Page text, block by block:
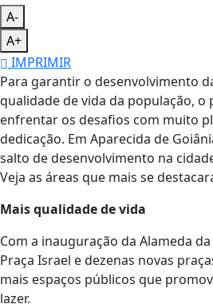
A-
A+
IMPRIMIR
Para garantir o desenvolvimento
qualidade de vida da população, o
enfrentar os desafios com muito
dedicação. Em Aparecida de
salto de desenvolvimento na
Veja as áreas que mais se
Mais qualidade de vida
Com a inauguração da Alameda
Praça Israel e dezenas novas
mais espaços públicos que
lazer.